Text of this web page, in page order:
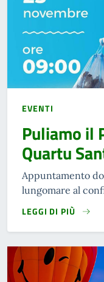
EVENTI
Puliamo il
Quartu
Appuntamento
lungomare al
LEGGI DI PIÙ